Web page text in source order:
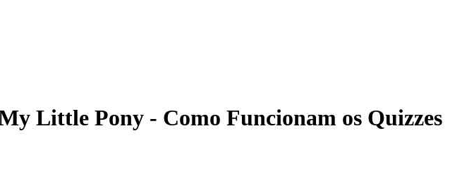
Little Pony - Como Funcionam os Quizzes